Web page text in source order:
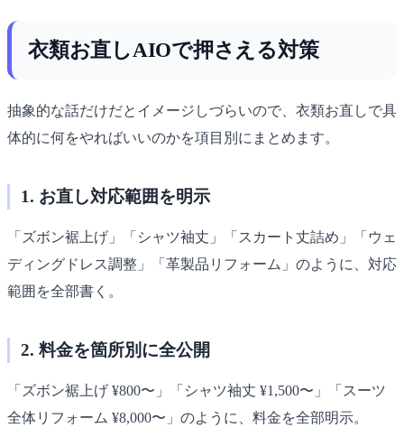
衣類お直しAIOで押さえる対策
抽象的な話だけだとイメージしづらいので、衣類お直しで具
体的に何をやればいいのかを項目別にまとめます。
1. お直し対応範囲を明示
「ズボン裾上げ」「シャツ袖丈」「スカート丈詰め」「ウェ
ディングドレス調整」「革製品リフォーム」のように、対応
範囲を全部書く。
2. 料金を箇所別に全公開
「ズボン裾上げ ¥800〜」「シャツ袖丈 ¥1,500〜」「スーツ
全体リフォーム ¥8,000〜」のように、料金を全部明示。